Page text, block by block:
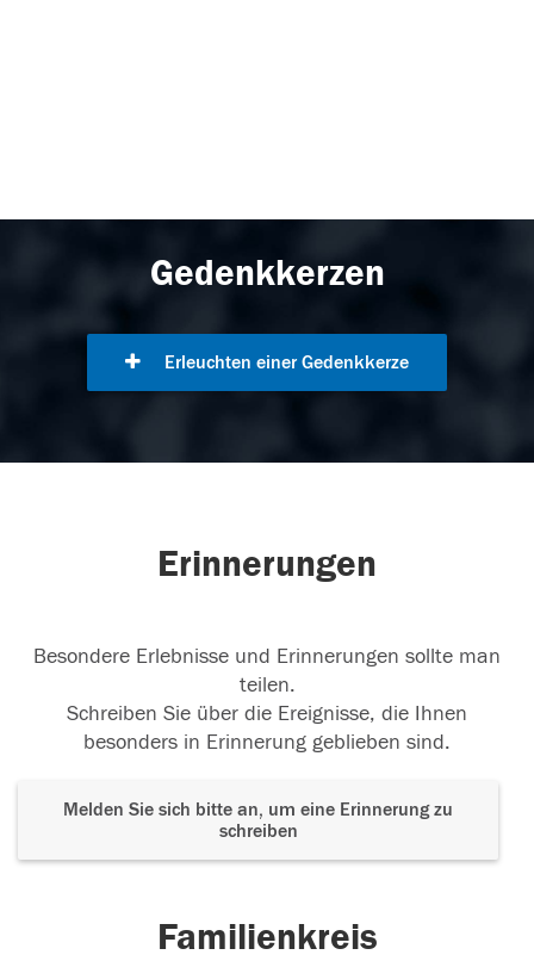
Gedenkkerzen
Erleuchten einer Gedenkkerze
Erinnerungen
Besondere Erlebnisse und Erinnerungen sollte man
teilen.
Schreiben Sie über die Ereignisse, die Ihnen
besonders in Erinnerung geblieben sind.
Melden Sie sich bitte an, um eine Erinnerung zu
schreiben
Familienkreis